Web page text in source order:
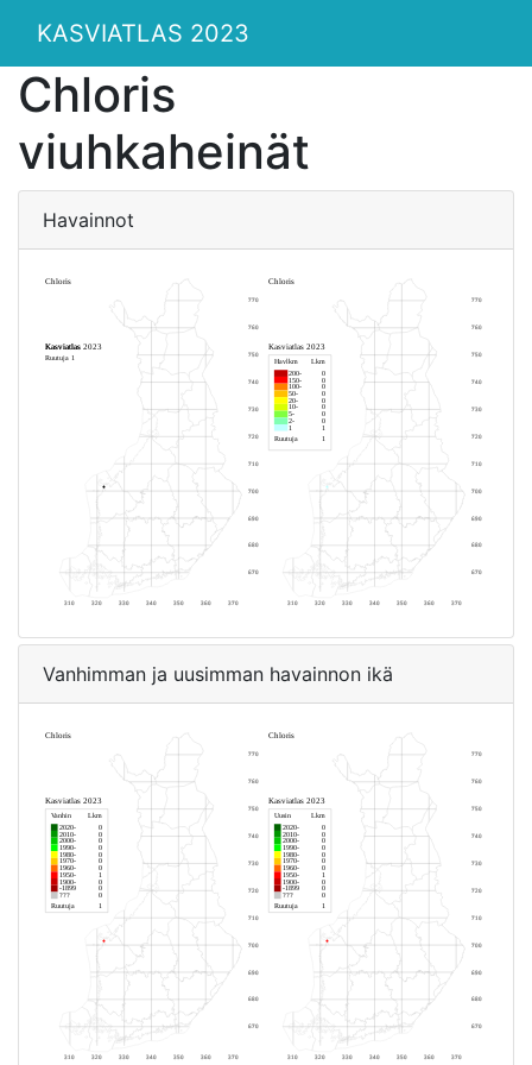
KASVIATLAS 2023
Chloris
viuhkaheinät
Havainnot
Vanhimman ja uusimman havainnon ikä